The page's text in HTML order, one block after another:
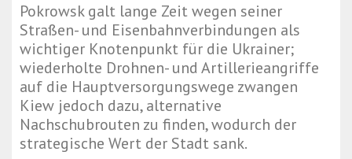
Pokrowsk galt lange Zeit wegen seiner
Straßen- und Eisenbahnverbindungen als
wichtiger Knotenpunkt für die Ukrainer;
wiederholte Drohnen- und Artillerieangriffe
auf die Hauptversorgungswege zwangen
Kiew jedoch dazu, alternative
Nachschubrouten zu finden, wodurch der
strategische Wert der Stadt sank.